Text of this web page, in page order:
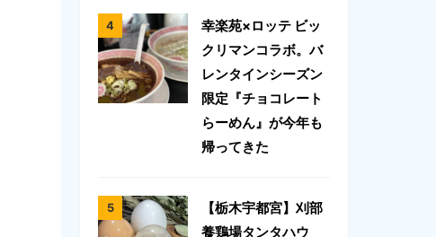
幸楽苑×ロッテ ビッ
クリマンコラボ。バ
レンタインシーズン
限定『チョコレート
らーめん』が今年も
帰ってきた
【栃木宇都宮】刈部
養鶏場タンタハウ